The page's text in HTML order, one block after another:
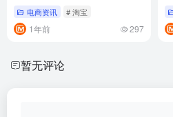
电商资讯 # 淘宝
1年前 297
暂无评论